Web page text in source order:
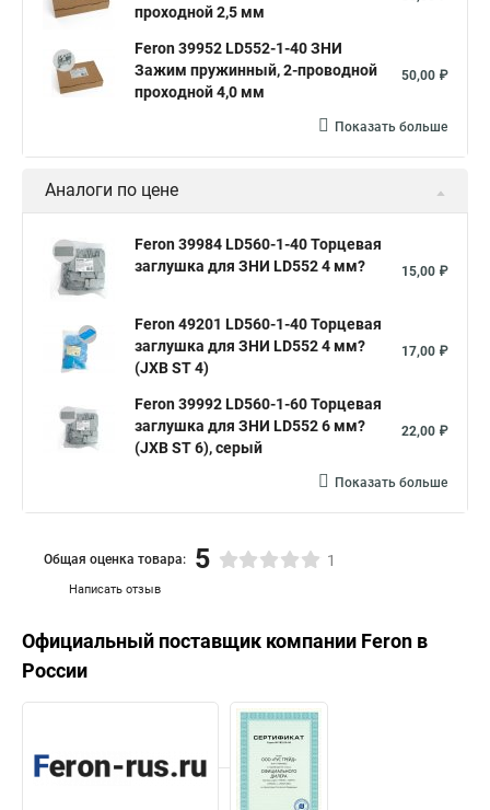
проходной 2,5 мм
Feron 39952 LD552-1-40 ЗНИ
Зажим пружинный, 2-проводной
проходной 4,0 мм
50,00 ₽
Показать больше
Аналоги по цене
Feron 39984 LD560-1-40 Торцевая
заглушка для ЗНИ LD552 4 мм?
15,00 ₽
Feron 49201 LD560-1-40 Торцевая
заглушка для ЗНИ LD552 4 мм?
(JXB ST 4)
17,00 ₽
Feron 39992 LD560-1-60 Торцевая
заглушка для ЗНИ LD552 6 мм?
(JXB ST 6), серый
22,00 ₽
Показать больше
Написать отзыв
Общая оценка товара: 5 1
Официальный поставщик компании Feron в
России